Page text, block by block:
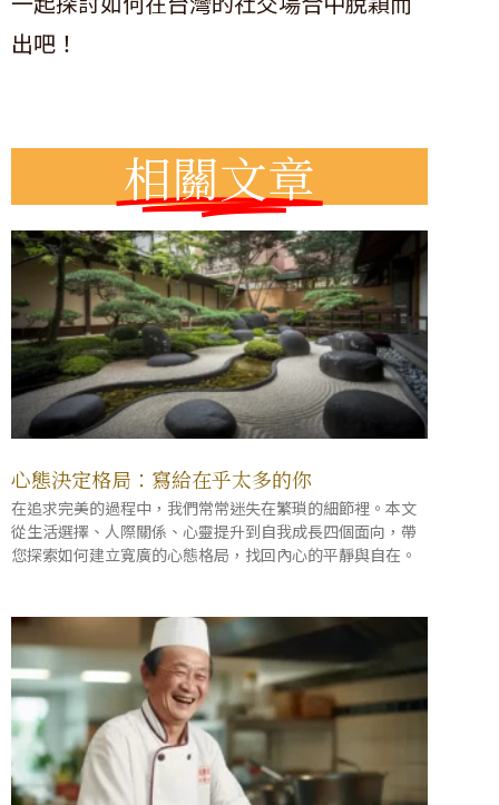
出吧！
相關文章
心態決定格局：寫給在乎太多的你
在追求完美的過程中，我們常常迷失在繁瑣的細節裡。本文
從生活選擇、人際關係、心靈提升到自我成長四個面向，帶
您探索如何建立寬廣的心態格局，找回內心的平靜與自在。